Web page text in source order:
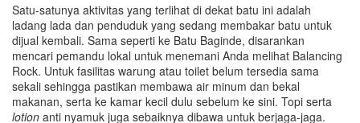
Satu-satunya aktivitas yang terlihat di dekat batu ini adalah
ladang lada dan penduduk yang sedang membakar batu untuk
dijual kembali. Sama seperti ke Batu Baginde, disarankan
mencari pemandu lokal untuk menemani Anda melihat Balancing
Rock. Untuk fasilitas warung atau toilet belum tersedia sama
sekali sehingga pastikan membawa air minum dan bekal
makanan, serta ke kamar kecil dulu sebelum ke sini. Topi serta
lotion anti nyamuk juga sebaiknya dibawa untuk berjaga-jaga.